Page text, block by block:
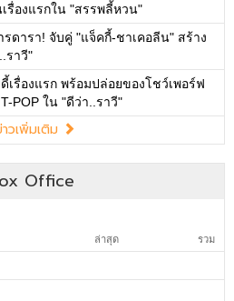
เรื่องแรกใน "สรรพลี้หวน"
ดารา! จับคู่ "แจ็คกี้-ชาเคอลีน" สร้าง
ราวี"
รื่องแรก พร้อมปล่อยของโชว์เพอร์ฟ
POP ใน "ดีว่า..ราวี"
วเพิ่มเติม
Office
ล่าสุด รวม